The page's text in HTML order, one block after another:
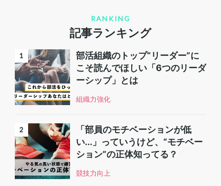
RANKING
記事ランキング
部活組織のトップ“リーダー”に
こそ読んでほしい「6つのリーダ
ーシップ」とは
組織力強化
「部員のモチベーションが低
い...」っていうけど、“モチベー
ション”の正体知ってる？
競技力向上